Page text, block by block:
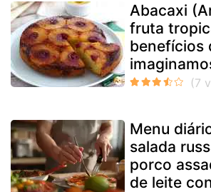
Abacaxi
fruta
benefícios
Menu
salada
porco
de leite